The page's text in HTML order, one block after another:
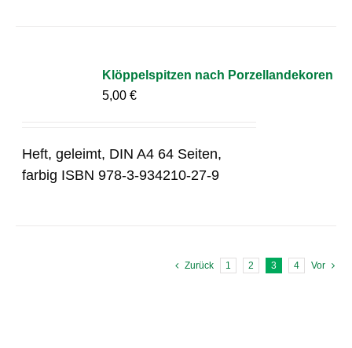
Klöppelspitzen nach Porzellandekoren
5,00€
Heft, geleimt, DIN A4 64 Seiten,
farbig ISBN 978-3-934210-27-9
Zurück 1 2 3 4 Vor